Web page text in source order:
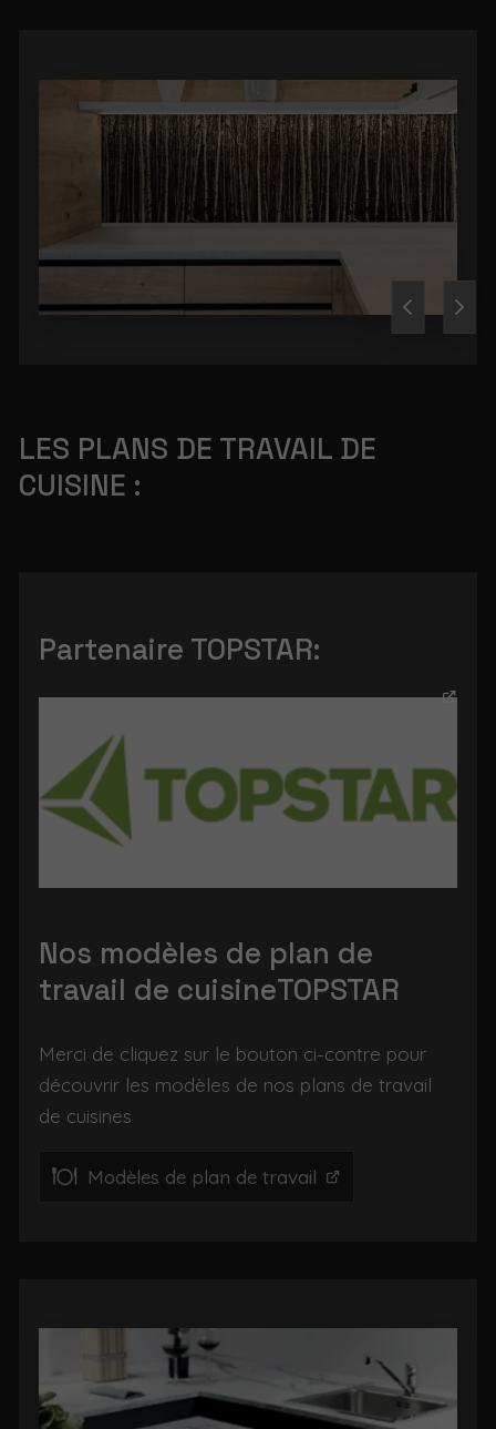
LES PLANS DE TRAVAIL DE
CUISINE :
Partenaire TOPSTAR:
Nos modèles de plan de
travail de cuisineTOPSTAR
Merci de cliquez sur le bouton ci-contre pour
découvrir les modèles de nos plans de travail
de cuisines
Modèles de plan de travail